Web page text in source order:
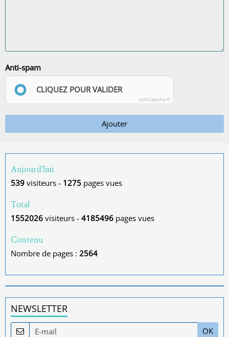
Anti-spam
CLIQUEZ POUR VALIDER
IconCaptcha ©
Ajouter
Aujourd'hui
539 visiteurs - 1275 pages vues
Total
1552026 visiteurs - 4185496 pages vues
Contenu
Nombre de pages : 2564
NEWSLETTER
OK